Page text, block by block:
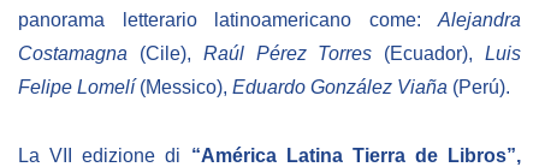
panorama letterario latinoamericano come: Alejandra
Costamagna (Cile), Raúl Pérez Torres (Ecuador),Luis
Felipe Lomelí(Messico), Eduardo González Viaña (Perú).
La VII edizione di “América Latina Tierra de Libros”,